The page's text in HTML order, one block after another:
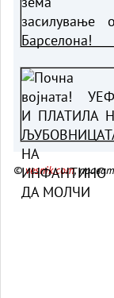
©vesnik.com,